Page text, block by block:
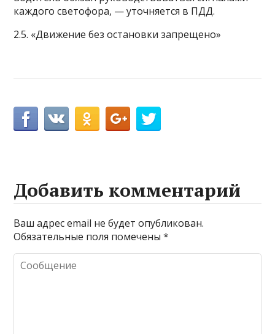
каждого светофора, — уточняется в ПДД.
2.5. «Движение без остановки запрещено»
Добавить комментарий
Ваш адрес email не будет опубликован.
Обязательные поля помечены*